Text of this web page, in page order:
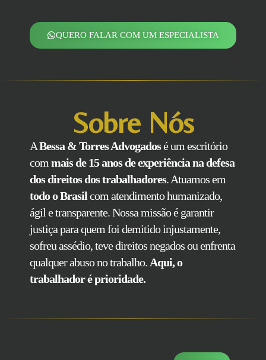
QUERO FALAR COM UM ESPECIALISTA
Sobre Nós
ABessa & Torres Advogadosé um escritório
com mais de 15 anos de experiência na defesa
dos direitos dos trabalhadores. Atuamos em
todo o Brasilcom atendimento humanizado,
ágil e transparente. Nossa missão é garantir
justiça para quem foi demitido injustamente,
sofreu assédio, teve direitos negados ou enfrenta
qualquer abuso no trabalho. Aqui, o
trabalhador é prioridade.